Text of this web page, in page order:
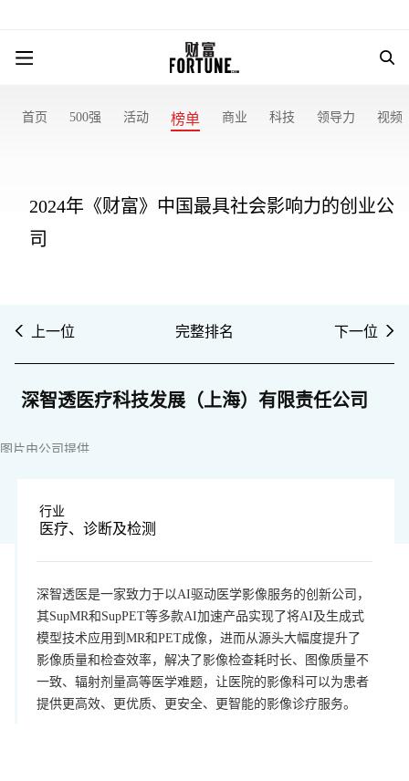
首页 500强 活动 榜单 商业 科技 领导力 视频
2024年《财富》中国最具社会影响力的创业公
司
上一位 完整排名 下一位
深智透医疗科技发展（上海）有限责任公司
图片由公司提供
行业
医疗、诊断及检测
深智透医是一家致力于以AI驱动医学影像服务的创新公司，
其SupMR和SupPET等多款AI加速产品实现了将AI及生成式
模型技术应用到MR和PET成像，进而从源头大幅度提升了
影像质量和检查效率，解决了影像检查耗时长、图像质量不
一致、辐射剂量高等医学难题，让医院的影像科可以为患者
提供更高效、更优质、更安全、更智能的影像诊疗服务。